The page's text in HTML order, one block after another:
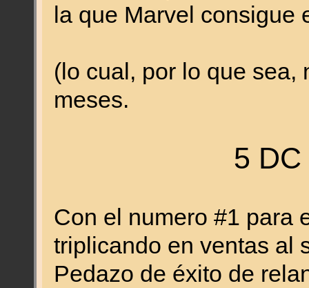
la que Marvel consigue
(lo cual, por lo que sea,
meses.
5
Con el numero #1 para
triplicando en ventas al
Pedazo de éxito de